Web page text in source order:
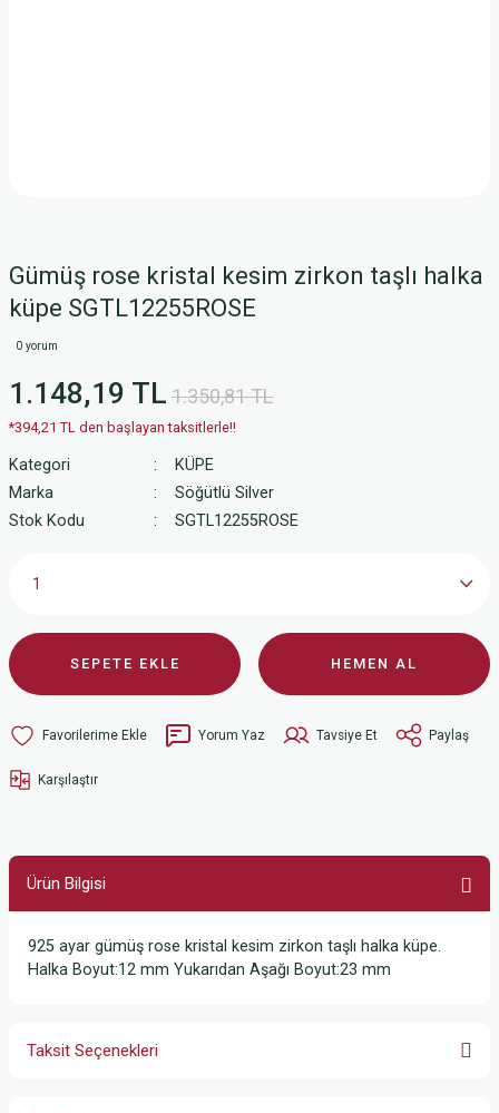
Gümüş rose kristal kesim zirkon taşlı halka
küpe SGTL12255ROSE
0 yorum
1.148,19 TL 1.350,81 TL
*394,21 TL den başlayan taksitlerle!!
Kategori
KÜPE
Marka
Söğütlü Silver
Stok Kodu
SGTL12255ROSE
SEPETE EKLE HEMEN AL
Yorum Yaz Tavsiye Et Paylaş
Karşılaştır
Ürün Bilgisi
925 ayar gümüş rose kristal kesim zirkon taşlı halka küpe.
Halka Boyut:12 mm Yukarıdan Aşağı Boyut:23 mm
Taksit Seçenekleri